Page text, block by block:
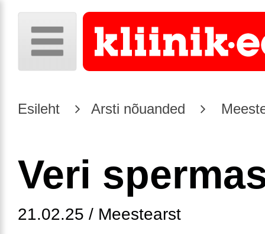
Esileht Arsti nõuanded
Veri
21.02.25 / Meestearst